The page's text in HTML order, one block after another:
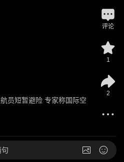
员短暂避险 专家称国际空
评论
1
2